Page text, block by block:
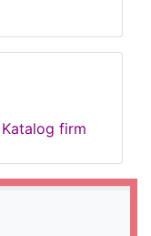
Katalog firm